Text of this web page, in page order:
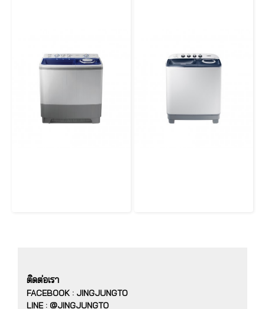
ติดต่อเรา
FACEBOOK : JINGJUNGTO
LINE : @JINGJUNGTO